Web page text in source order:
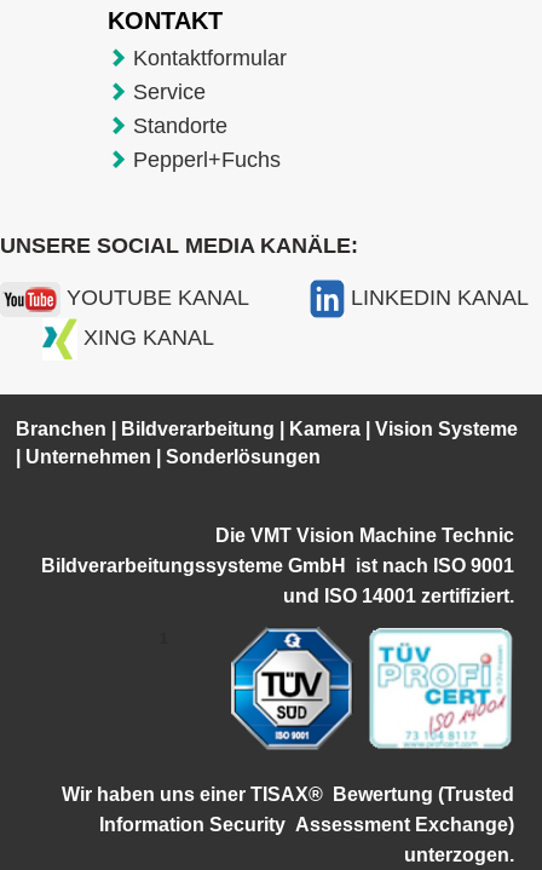
KONTAKT
Kontaktformular
Service
Standorte
Pepperl+Fuchs
UNSERE SOCIAL MEDIA KANÄLE:
YOUTUBE KANAL
LINKEDIN KANAL
XING KANAL
Branchen Bildverarbeitung Kamera |Vision Systeme
Unternehmen |Sonderlösungen
Die VMT Vision Machine Technic
Bildverarbeitungssysteme GmbH istnach ISO 9001
und ISO 14001 zertifiziert.
Wir haben uns einer TISAX®
Bewertung (Trusted
Information Security Assessment Exchange)
unterzogen.